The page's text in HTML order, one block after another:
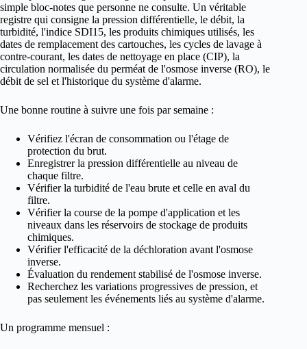
simple bloc-notes que personne ne consulte. Un véritable
registre qui consigne la pression différentielle, le débit, la
turbidité, l'indice SDI15, les produits chimiques utilisés, les
dates de remplacement des cartouches, les cycles de lavage à
contre-courant, les dates de nettoyage en place (CIP), la
circulation normalisée du perméat de l'osmose inverse (RO), le
débit de sel et l'historique du système d'alarme.
Une bonne routine à suivre une fois par semaine :
Vérifiez l'écran de consommation ou l'étage de
protection du brut.
Enregistrer la pression différentielle au niveau de
chaque filtre.
Vérifier la turbidité de l'eau brute et celle en aval du
filtre.
Vérifier la course de la pompe d'application et les
niveaux dans les réservoirs de stockage de produits
chimiques.
Vérifier l'efficacité de la déchloration avant l'osmose
inverse.
Évaluation du rendement stabilisé de l'osmose inverse.
Recherchez les variations progressives de pression, et
pas seulement les événements liés au système d'alarme.
Un programme mensuel :